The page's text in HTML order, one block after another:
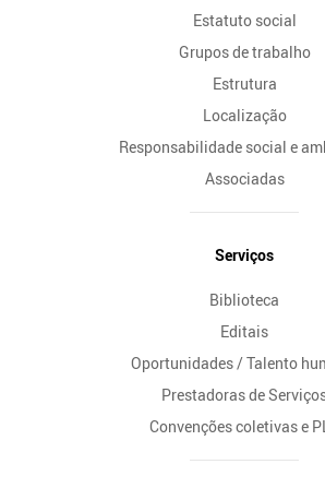
Estatuto social
Grupos de trabalho
Estrutura
Localização
Responsabilidade social e
Associadas
Serviços
Biblioteca
Editais
Oportunidades / Talento
Prestadoras de
Convenções coletivas e